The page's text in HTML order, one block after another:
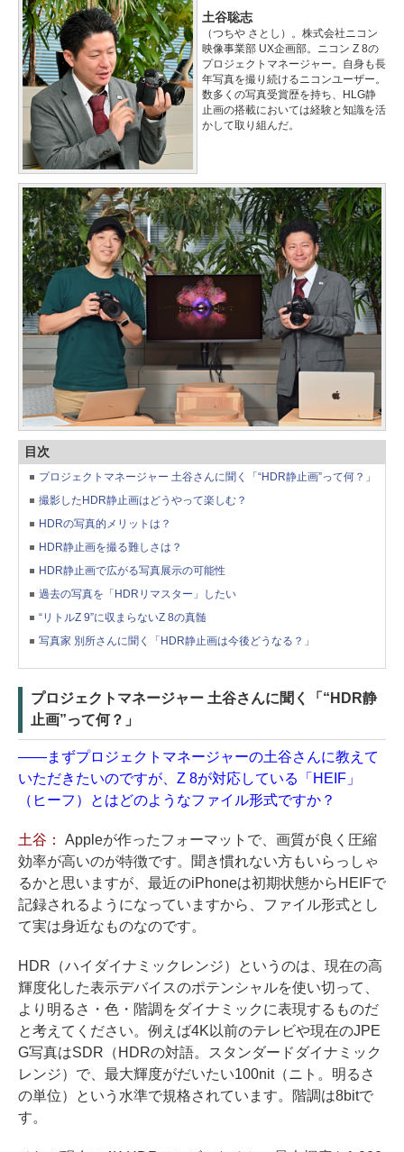
土谷聡志
（つちや さとし）。株式会社ニコン
映像事業部 UX企画部。ニコン Z 8の
プロジェクトマネージャー。自身も長
年写真を撮り続けるニコンユーザー。
数多くの写真受賞歴を持ち、HLG静
止画の搭載においては経験と知識を活
かして取り組んだ。
目次
プロジェクトマネージャー 土谷さんに聞く「“HDR静止画”って何？」
撮影したHDR静止画はどうやって楽しむ？
HDRの写真的メリットは？
HDR静止画を撮る難しさは？
HDR静止画で広がる写真展示の可能性
過去の写真を「HDRリマスター」したい
“リトルZ 9”に収まらないZ 8の真髄
写真家 別所さんに聞く「HDR静止画は今後どうなる？」
プロジェクトマネージャー 土谷さんに聞く「“HDR静
止画”って何？」
——まずプロジェクトマネージャーの土谷さんに教えて
いただきたいのですが、Z 8が対応している「HEIF」
（ヒーフ）とはどのようなファイル形式ですか？
土谷： Appleが作ったフォーマットで、画質が良く圧縮
効率が高いのが特徴です。聞き慣れない方もいらっしゃ
るかと思いますが、最近のiPhoneは初期状態からHEIFで
記録されるようになっていますから、ファイル形式とし
て実は身近なものなのです。
HDR（ハイダイナミックレンジ）というのは、現在の高
輝度化した表示デバイスのポテンシャルを使い切って、
より明るさ・色・階調をダイナミックに表現するものだ
と考えてください。例えば4K以前のテレビや現在のJPE
G写真はSDR（HDRの対語。スタンダードダイナミック
レンジ）で、最大輝度がだいたい100nit（ニト。明るさ
の単位）という水準で規格されています。階調は8bitで
す。